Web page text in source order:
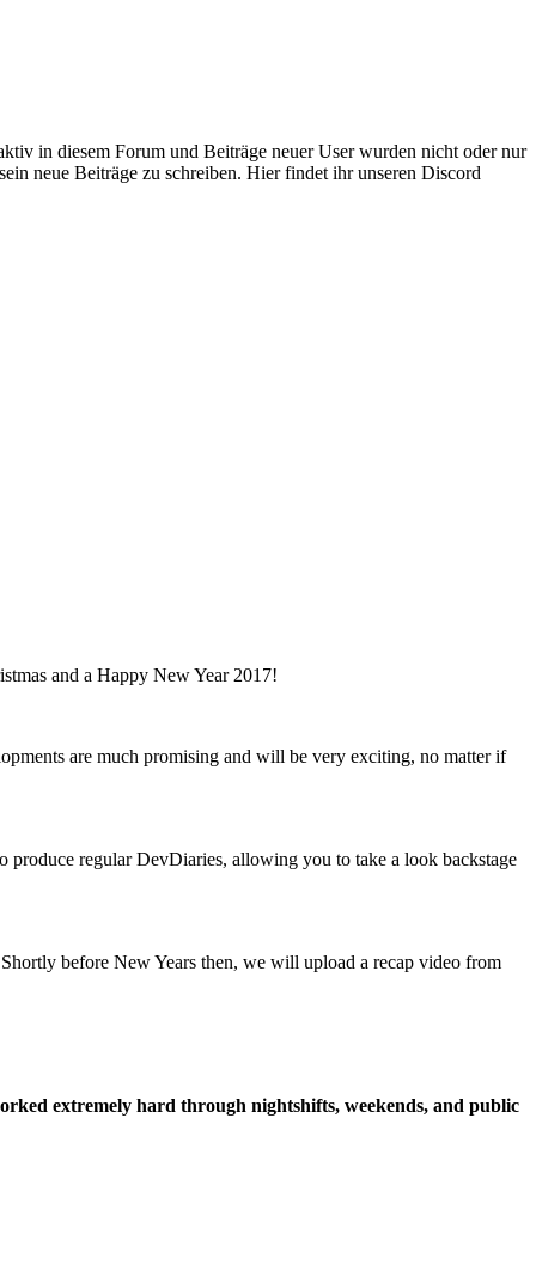
in diesem Forum und Beiträge neuer User wurden nicht oder nur
neue Beiträge zu schreiben. Hier findet ihr unseren Discord
and a Happy New Year 2017!
are much promising and will be very exciting, no matter if
produce regular DevDiaries, allowing you to take a look backstage
Shortly before New Years then, we will upload a recap video from
extremely hard through nightshifts, weekends, and public